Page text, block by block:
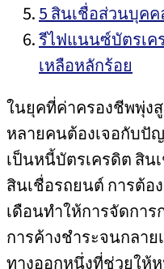
5 สินเชื่อส่วนบุค
รีไฟแนนซ์บัตรเ
เหลือหลักร้อย
ในยุคที่ค่าครองชีพพุ่ง
หลายคนต้องเจอกับปั
เป็นหนี้บัตรเครดิต สิ
สินเชื่อรถยนต์ การต้อ
เดือนทำให้การจัดการ
การค้างชำระจนกลา
ทางออกหนึ่งที่ช่วยให้